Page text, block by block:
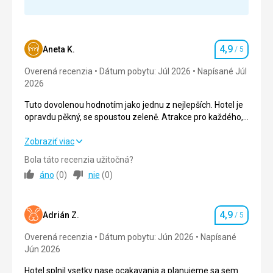
Ubytovanie
Velké čisté pokoje
Služby
OK
Táto recenzia bola preložená automaticky pomocou
Google Translate
Aneta K. Hodnotenie
4,9 / 5
Overená recenzia Dátum pobytu: Júl 2026
Napísané Júl
2026
Tuto dovolenou hodnotím jako jednu z nejlepších. Hotel je
opravdu pěkný, se spoustou zeleně. Atrakce pro každého,
výběrem. Jedinou nevýhodou je, že lehátka jsou často
Tuto dovolenou hodnotím jako jednu z nejlepších. Hotel je
s dostatkem aktivit po celý den. Jídlo je dobré, s širokým
výběrem. Jedinou nevýhodou je, že lehátka jsou často
Strava 5,0/ 5
Ubytovanie 5,0
Zobraziť viac
Bola táto recenzia užitočná?
áno (0) nie (0)
Adrián Z. Hodnotenie
4,9 / 5
Overená recenzia Dátum pobytu: Jún 2026
Napísané
Jún 2026
Hotel splnil vsetky nase ocakavania a planujeme sa sem